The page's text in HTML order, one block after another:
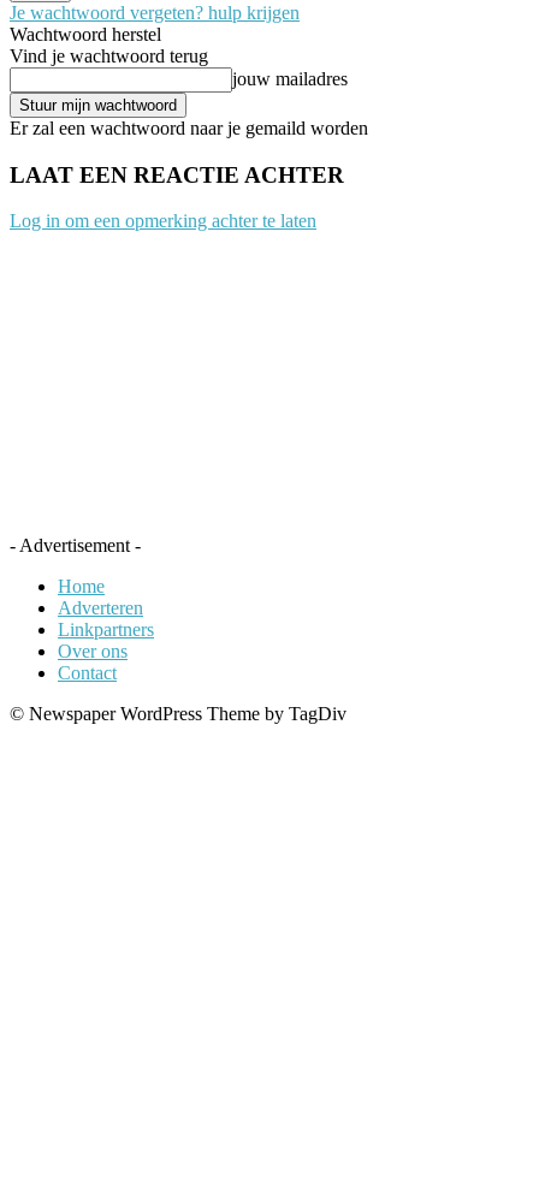
Je wachtwoord vergeten? hulp krijgen
Wachtwoord herstel
Vind je wachtwoord terug
jouw mailadres
Er zal een wachtwoord naar je gemaild worden
LAAT EEN REACTIE ACHTER
Log in om een opmerking achter te laten
- Advertisement -
Home
Adverteren
Linkpartners
Over ons
Contact
© Newspaper WordPress Theme by TagDiv